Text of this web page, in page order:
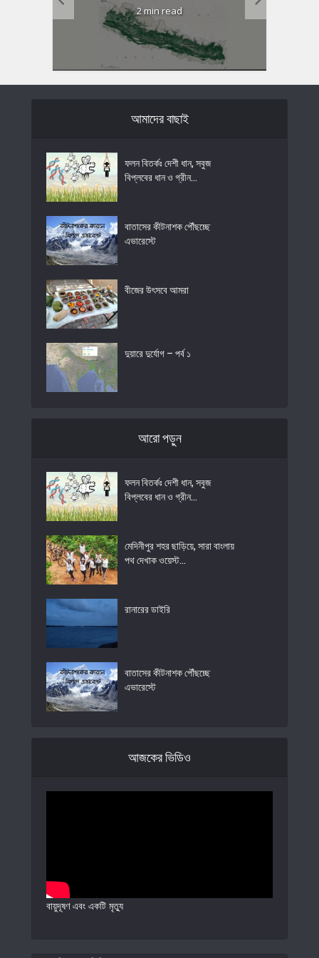
2 min read
আমাদের বাছাই
ফলন বিতর্কঃ দেশী ধান, সবুজ
বিপ্লবের ধান ও গ্রীন...
বাতাসের কীটনাশক পৌঁছচ্ছে
এভারেস্টে
বীজের উৎসবে আমরা
দুয়ারে দুর্যোগ – পর্ব ১
আরো পড়ুন
ফলন বিতর্কঃ দেশী ধান, সবুজ
বিপ্লবের ধান ও গ্রীন...
মেদিনীপুর শহর ছাড়িয়ে, সারা বাংলায়
পথ দেখাক ওয়েস্ট...
রানারের ডাইরি
বাতাসের কীটনাশক পৌঁছচ্ছে
এভারেস্টে
আজকের ভিডিও
বায়ুদূষণ এবং একটি মৃত্যু